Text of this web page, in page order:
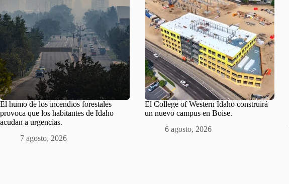
El humo de los incendios forestales
provoca que los habitantes de Idaho
acudan a urgencias.
7 agosto, 2026
El College of Western Idaho construirá
un nuevo campus en Boise.
6 agosto, 2026